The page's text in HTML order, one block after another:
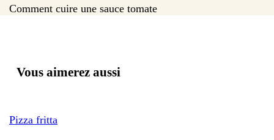
Comment cuire une sauce tomate
Vous aimerez aussi
Pizza fritta